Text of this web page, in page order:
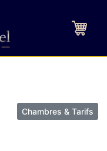
Chambres & Tarifs